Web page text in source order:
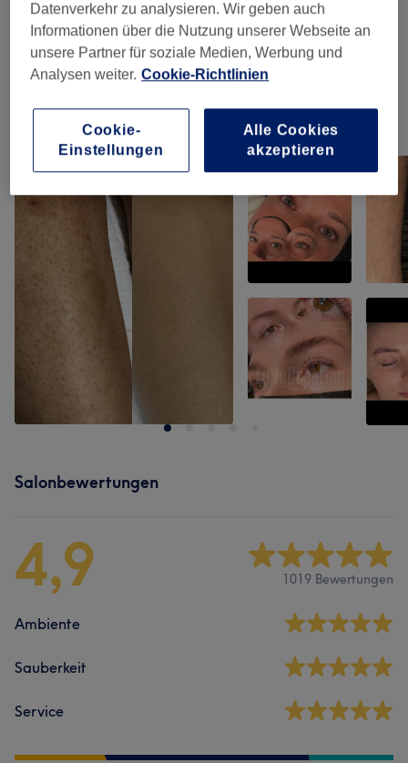
DAMEN - GESICHTSBEHANDLUNGEN (1) ab 10 €
DAMEN - KÖRPERBEHANDLUNGEN (4)
Unsere Arbeit
Bild anklicken für weitere Details
Salonbewertungen
4,9 1019 Bewertungen
Ambiente
Sauberkeit
Service
Datenverkehr zu analysieren. Wir geben auch
Informationen über die Nutzung unserer Webseite an
unsere Partner für soziale Medien, Werbung und
Analysen weiter. Cookie-Richtlinien
Cookie-
Einstellungen
Alle Cookies
akzeptieren